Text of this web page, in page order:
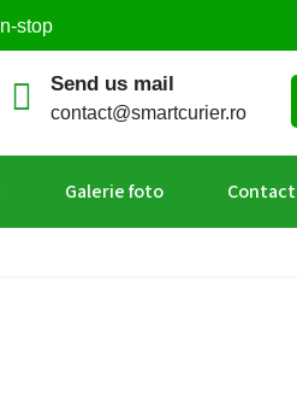
stop
Send us mail
contact@smartcurier.ro
Galerie foto Contact